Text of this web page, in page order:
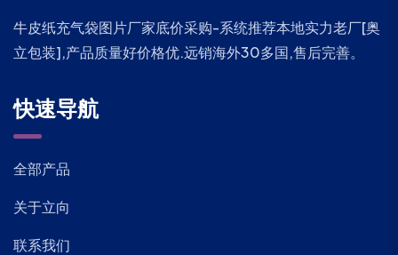
牛皮纸充气袋图片厂家底价采购-系统推荐本地实力老厂[奥
立包装],产品质量好价格优.远销海外30多国,售后完善。
快速导航
全部产品
关于立向
联系我们